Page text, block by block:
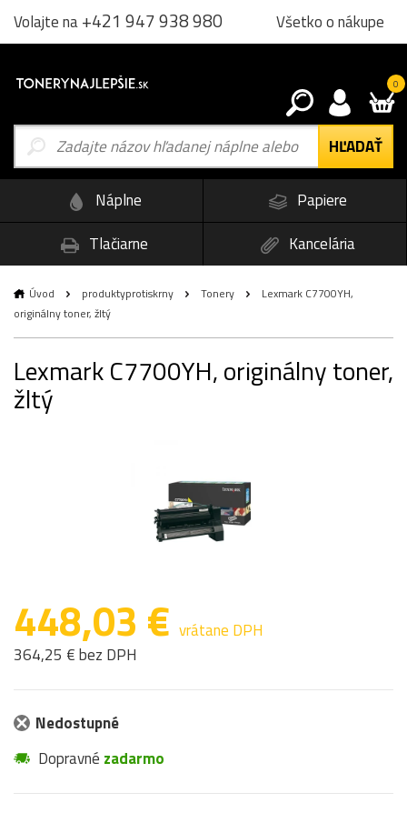
Volajte na+421 947 938 980 Všetko o nákupe
0
Náplne
Papiere
Tlačiarne
Kancelária
Úvod produktyprotiskrny Tonery
Lexmark C7700YH,
originálny toner, žltý
Lexmark C7700YH, originálny toner,
žltý
448,03 € vrátane DPH
364,25 € bez DPH
Nedostupné
Dopravné zadarmo